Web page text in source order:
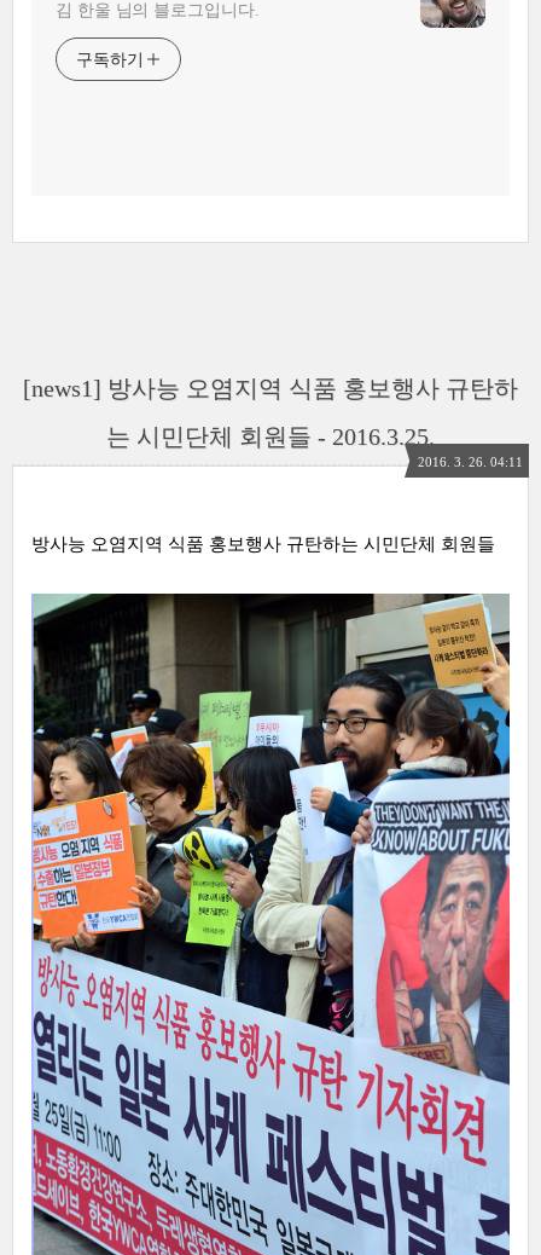
김 한울 님의 블로그입니다.
구독하기
[news1] 방사능 오염지역 식품 홍보행사 규탄하
는 시민단체 회원들 - 2016.3.25.
2016. 3. 26. 04:11
방사능 오염지역 식품 홍보행사 규탄하는 시민단체 회원들